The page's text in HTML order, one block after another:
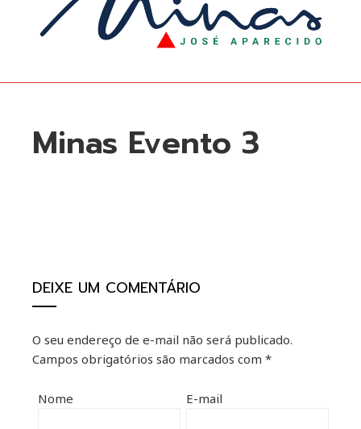
Minas Evento 3
DEIXE UM COMENTÁRIO
O seu endereço de e-mail não será publicado.
Campos obrigatórios são marcados com *
Nome E-mail